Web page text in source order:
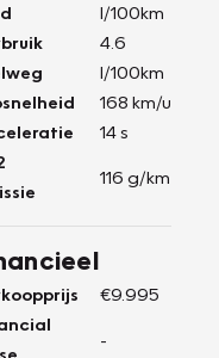
l/100km
4.6
l/100km
168 km/u
14 s
116 g/km
€9.995
-